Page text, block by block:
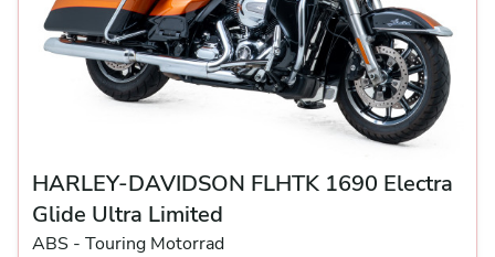
HARLEY-DAVIDSON FLHTK 1690 Electra
Glide Ultra Limited
ABS - Touring Motorrad